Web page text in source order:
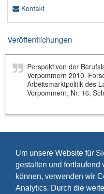
Um unsere Website für
gestalten und fortlaufend
können, verwenden wir
Analytics. Durch die
Kontakt
Veröffentlichungen
Perspektiven der
Vorpommern 2010.
Arbeitsmarktpolitik des
Vorpommern, Nr. 16,